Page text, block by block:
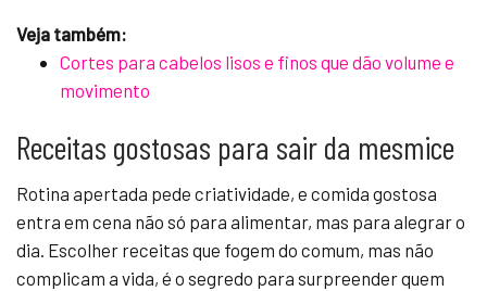
Veja também:
Cortes para cabelos lisos e finos que dão volume e
movimento
Receitas gostosas para sair da mesmice
Rotina apertada pede criatividade, e comida gostosa
entra em cena não só para alimentar, mas para alegrar o
dia. Escolher receitas que fogem do comum, mas não
complicam a vida, é o segredo para surpreender quem